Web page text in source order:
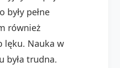
były pełne
również
lęku. Nauka w
była trudna.